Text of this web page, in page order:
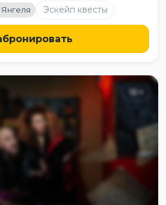
Эскейп квесты
12+